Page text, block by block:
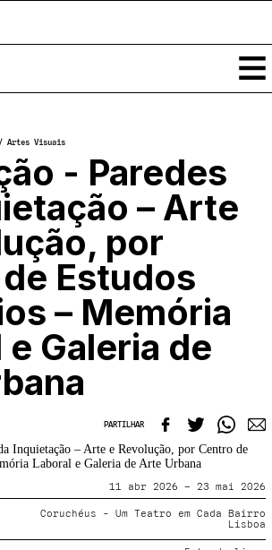
- App
Mantém viva a cultura
Apoiar
Artes Visuais
- Paredes
– Arte
por
Estudos
– Memória
e Galeria de
PARTILHAR
11 abr 2026 – 23 mai 2026
Coruchéus - Um Teatro em Cada Bairro
Lisboa